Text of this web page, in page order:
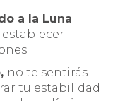
a la Luna
no te sentirás
tu estabilidad